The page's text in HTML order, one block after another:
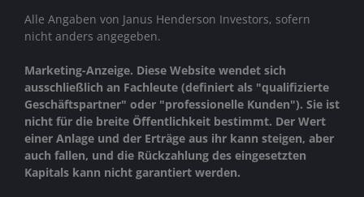
Alle Angaben von Janus Henderson Investors, sofern
nicht anders angegeben.
Marketing-Anzeige. Diese Website wendet sich
ausschließlich an Fachleute (definiert als "qualifizierte
Geschäftspartner" oder "professionelle Kunden"). Sie ist
nicht für die breite Öffentlichkeit bestimmt. Der Wert
einer Anlage und der Erträge aus ihr kann steigen, aber
auch fallen, und die Rückzahlung des eingesetzten
Kapitals kann nicht garantiert werden.